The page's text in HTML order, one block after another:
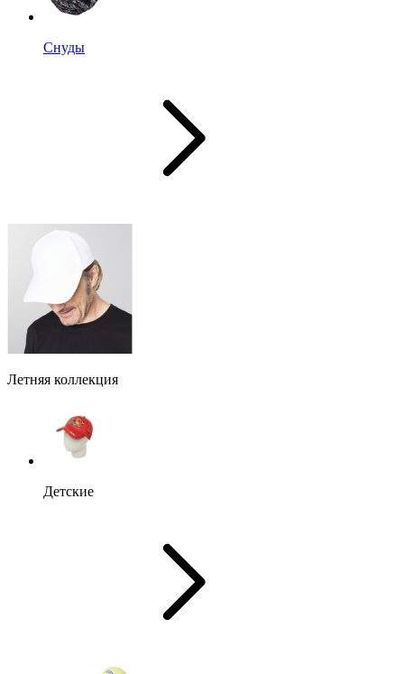
Снуды
Летняя коллекция
Детские